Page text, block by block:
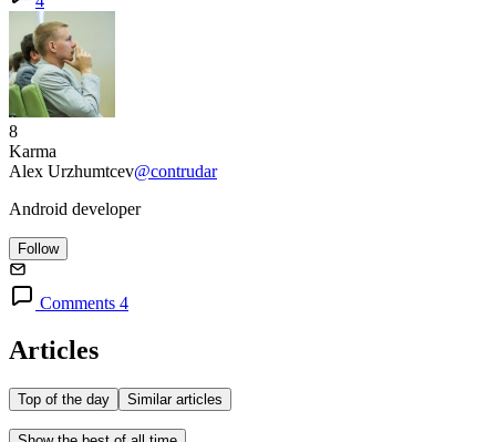
8
Karma
Alex Urzhumtcev@contrudar
Android developer
Follow
Comments 4
Articles
Top of the day Similar articles